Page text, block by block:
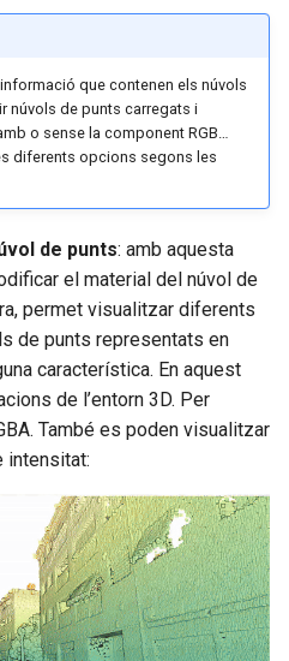
Añadir capa personalizada
Mapas base
Herramientas de medición
dibujo
Mapa de calor
Visualizar StreetView
Compartir mapa
Impresión
Pantalla completa
Entorno nube de puntos
Utilidades
Afegir capa personalitzada
Mapes Base
Eines de mesura i dibuix
Heatmap
Visualitzar StreetView
Compartir mapa
Impressió
Pantalla completa
Entorn núvol de punts
Utilitats
que contenen els núvols
núvols de punts carregats i
o sense la component RGB…
diferents opcions segons les
de punts: amb aquesta
el material del núvol de
permet visualitzar diferents
de punts representats en
característica. En aquest
de l’entorn 3D. Per
També es poden visualitzar
intensitat: